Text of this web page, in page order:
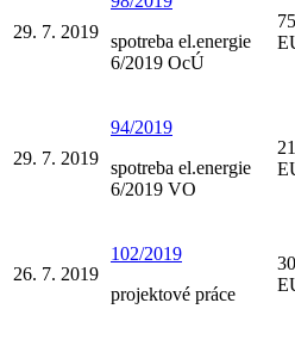
29. 7. 2019 spotreba el.energie
6/2019 OcÚ
29. 7. 2019
94/2019
spotreba el.energie
6/2019 VO
26. 7. 2019
102/2019
projektové práce